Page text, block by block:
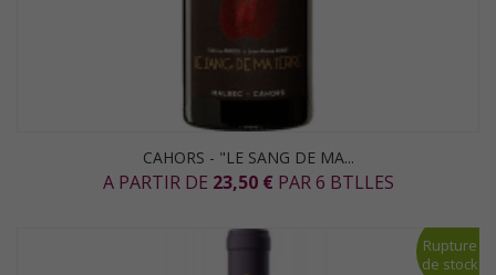
CAHORS - "LE SANG DE MA...
A PARTIR DE 23,50 € PAR 6 BTLLES
Rupture
de stock